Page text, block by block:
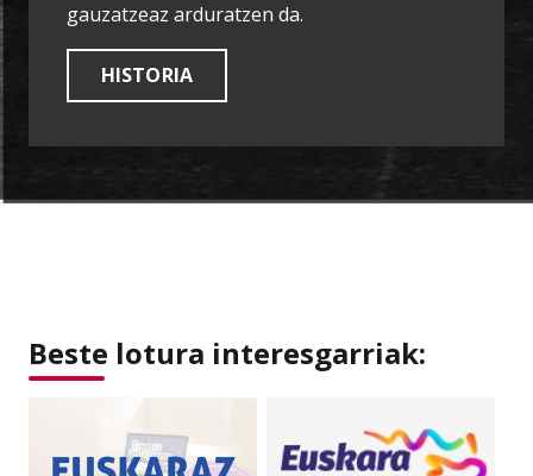
gauzatzeaz arduratzen da.
HISTORIA
Beste lotura interesgarriak: